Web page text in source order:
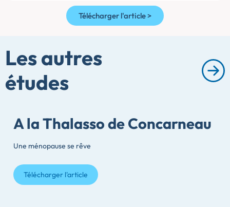
Télécharger l'article >
Les autres
études
A la Thalasso de Concarneau
Une ménopause se rêve
Télécharger l'article